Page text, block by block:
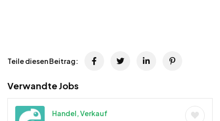
Teile diesen Beitrag:
Verwandte Jobs
Handel, Verkauf